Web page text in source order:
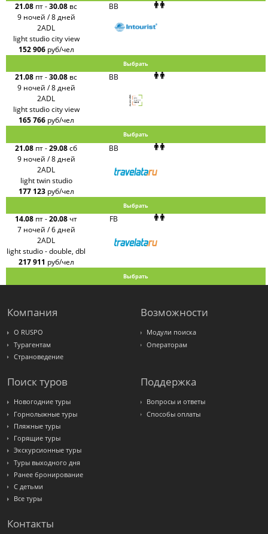
21.08 пт-30.08 вс
9 ночей / 8 дней
BB
2ADL
light studio city view
152 906 руб/чел
Выбрать
21.08 пт-30.08 вс
9 ночей / 8 дней
BB
2ADL
light studio city view
165 766 руб/чел
Выбрать
21.08 пт-29.08сб
9 ночей / 8 дней
BB
2ADL
light twin studio
177 123 руб/чел
Выбрать
14.08 пт-20.08 чт
7 ночей / 6 дней
FB
2ADL
light studio - double, dbl
217 911 руб/чел
Выбрать
Компания
О RUSPO
Турагентам
Страноведение
Возможности
Модули поиска
Операторам
Поиск туров
Новогодние туры
Горнолыжные туры
Пляжные туры
Горящие туры
Экскурсионные туры
Туры выходного дня
Ранее бронирование
С детьми
Все туры
Поддержка
Вопросы и ответы
Способы оплаты
Контакты